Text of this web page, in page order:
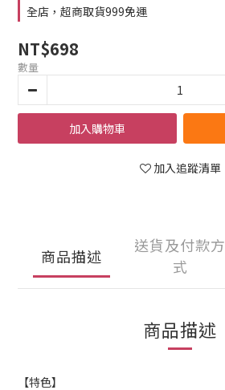
全店，超商取貨999免運
NT$698
數量
加入購物車
加入追蹤清單
商品描述
送貨及付款方
式
商品描述
【特色】